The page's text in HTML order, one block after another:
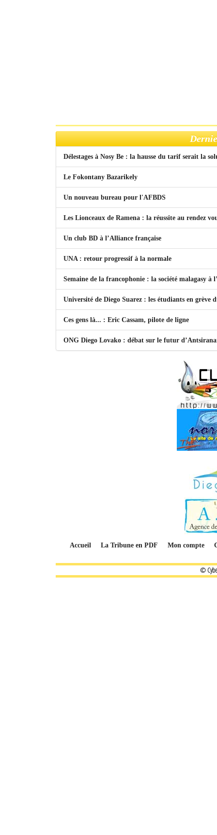
Délestages à Nosy Be : la hausse du tarif serait la
Le Fokontany Bazarikely
Un nouveau bureau pour l'AFBDS
Les Lionceaux de Ramena : la réussite au rendez
Un club BD à l’Alliance française
UNA : retour progressif à la normale
Semaine de la francophonie : la société malagasy à
Université de Diego Suarez : les étudiants en grève
Ces gens là... : Eric Cassam, pilote de ligne
ONG Diego Lovako : débat sur le futur
Accueil La Tribune en PDF Mon compte
©